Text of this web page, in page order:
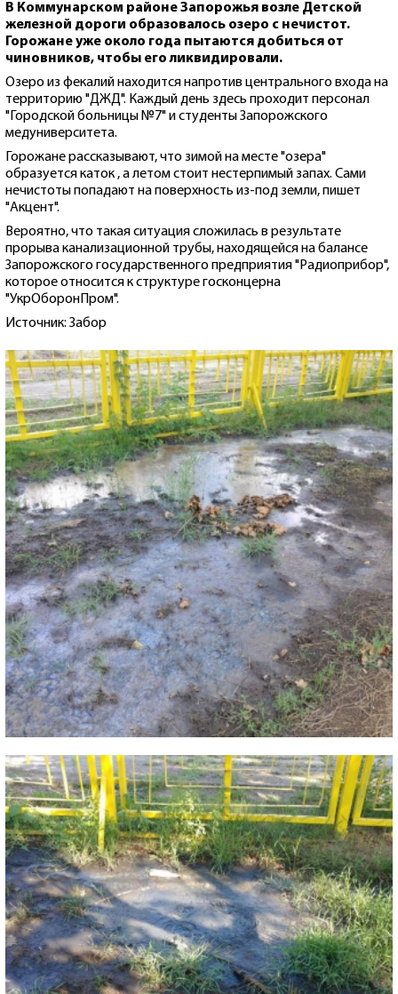
В Коммунарском районе Запорожья возле Детской
железной дороги образовалось озеро с нечистот.
Горожане уже около года пытаются добиться от
чиновников, чтобы его ликвидировали.
Озеро из фекалий находится напротив центрального входа на
территорию "ДЖД". Каждый день здесь проходит персонал
"Городской больницы №7" и студенты Запорожского
медуниверситета.
Горожане рассказывают, что зимой на месте "озера"
образуется каток , а летом стоит нестерпимый запах. Сами
нечистоты попадают на поверхность из-под земли, пишет
"Акцент".
Вероятно, что такая ситуация сложилась в результате
прорыва канализационной трубы, находящейся на балансе
Запорожского государственного предприятия "Радиоприбор",
которое относится к структуре госконцерна
"УкрОборонПром".
Источник: Забор